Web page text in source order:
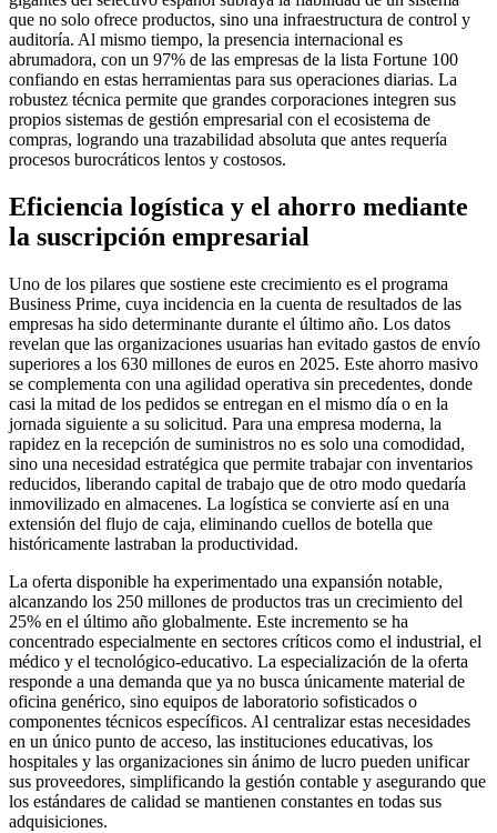
que no solo ofrece productos, sino una infraestructura de control y
auditoría. Al mismo tiempo, la presencia internacional es
abrumadora, con un 97% de las empresas de la lista Fortune 100
confiando en estas herramientas para sus operaciones diarias. La
robustez técnica permite que grandes corporaciones integren sus
propios sistemas de gestión empresarial con el ecosistema de
compras, logrando una trazabilidad absoluta que antes requería
procesos burocráticos lentos y costosos.
Eficiencia logística y el ahorro mediante
la suscripción empresarial
Uno de los pilares que sostiene este crecimiento es el programa
Business Prime, cuya incidencia en la cuenta de resultados de las
empresas ha sido determinante durante el último año. Los datos
revelan que las organizaciones usuarias han evitado gastos de envío
superiores a los 630 millones de euros en 2025. Este ahorro masivo
se complementa con una agilidad operativa sin precedentes, donde
casi la mitad de los pedidos se entregan en el mismo día o en la
jornada siguiente a su solicitud. Para una empresa moderna, la
rapidez en la recepción de suministros no es solo una comodidad,
sino una necesidad estratégica que permite trabajar con inventarios
reducidos, liberando capital de trabajo que de otro modo quedaría
inmovilizado en almacenes. La logística se convierte así en una
extensión del flujo de caja, eliminando cuellos de botella que
históricamente lastraban la productividad.
La oferta disponible ha experimentado una expansión notable,
alcanzando los 250 millones de productos tras un crecimiento del
25% en el último año globalmente. Este incremento se ha
concentrado especialmente en sectores críticos como el industrial, el
médico y el tecnológico-educativo. La especialización de la oferta
responde a una demanda que ya no busca únicamente material de
oficina genérico, sino equipos de laboratorio sofisticados o
componentes técnicos específicos. Al centralizar estas necesidades
en un único punto de acceso, las instituciones educativas, los
hospitales y las organizaciones sin ánimo de lucro pueden unificar
sus proveedores, simplificando la gestión contable y asegurando que
los estándares de calidad se mantienen constantes en todas sus
adquisiciones.